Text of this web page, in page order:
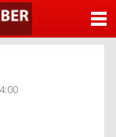
ANASAYFA
YAZARLAR